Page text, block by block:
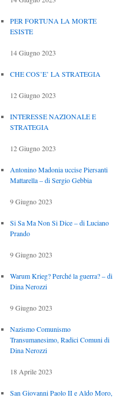
PER FORTUNA LA MORTE
ESISTE
14 Giugno 2023
CHE COS’E’ LA STRATEGIA
12 Giugno 2023
INTERESSE NAZIONALE E
STRATEGIA
12 Giugno 2023
Antonino Madonia uccise Piersanti
Mattarella – di Sergio Gebbia
9 Giugno 2023
Si Sa Ma Non Si Dice – di Luciano
Prando
9 Giugno 2023
Warum Krieg? Perché la guerra? – di
Dina Nerozzi
9 Giugno 2023
Nazismo Comunismo
Transumanesimo, Radici Comuni di
Dina Nerozzi
18 Aprile 2023
San Giovanni Paolo II e Aldo Moro,